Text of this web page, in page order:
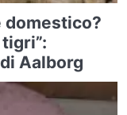
domestico?
Aalborg